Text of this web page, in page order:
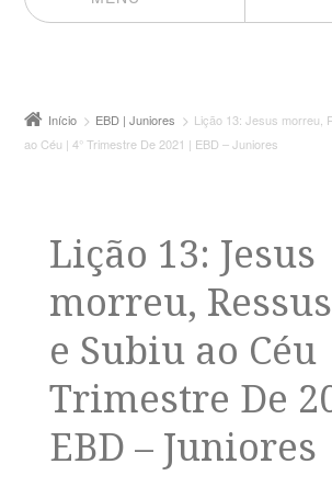
Início EBD | Juniores
Lição 13: Jesus morreu,
ao Céu | 4° Trimestre De 2021 | EBD – Juniores
Lição 13: Jesus
morreu,
e Subiu ao Céu
Trimestre De
EBD – Juniores